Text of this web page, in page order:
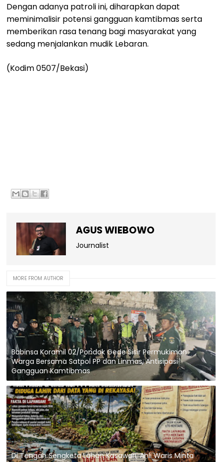
Dengan adanya patroli ini, diharapkan dapat
meminimalisir potensi gangguan kamtibmas serta
memberikan rasa tenang bagi masyarakat yang
sedang menjalankan mudik Lebaran.
(Kodim 0507/Bekasi)
AGUS WIEBOWO
Journalist
MORE FROM AUTHOR
Babinsa Koramil 02/Pondok Gede Sisir Permukiman
Warga Bersama Satpol PP dan Linmas, Antisipasi
Gangguan Kamtibmas
Di Tengah Sengketa Lahan Kasawari, Ahli Waris Minta